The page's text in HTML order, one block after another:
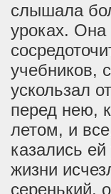
слышала
уроках.
учебников,
ускользал
перед нею,
летом, и
казались
жизни
серенький,